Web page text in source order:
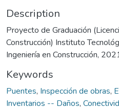
Description
Proyecto de Graduación
Construcción) Instituto
Ingeniería en Construcción,
Keywords
Puentes, Inspección de obras,
Inventarios -- Daños,